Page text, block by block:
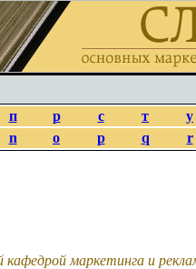
п р с т у
n o p q r
кафедрой маркетинга и